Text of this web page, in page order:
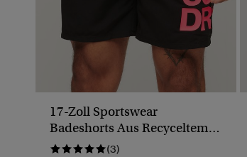
17-Zoll Sportswear
Badeshorts Aus Recyceltem
Material Mit Logo
(3)